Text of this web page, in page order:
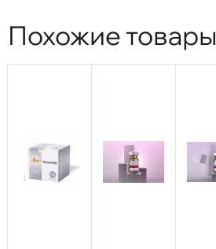
Похожие товары